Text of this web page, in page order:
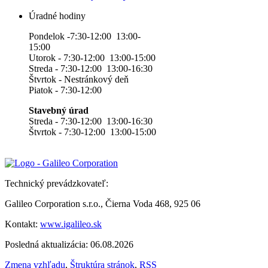
Úradné hodiny
Pondelok -7:30-12:00 13:00-
15:00
Utorok - 7:30-12:00 13:00-15:00
Streda - 7:30-12:00 13:00-16:30
Štvrtok - Nestránkový deň
Piatok - 7:30-12:00
Stavebný úrad
Streda - 7:30-12:00 13:00-16:30
Štvrtok - 7:30-12:00 13:00-15:00
Technický prevádzkovateľ:
Galileo Corporation s.r.o., Čierna Voda 468, 925 06
Kontakt: www.igalileo.sk
Posledná aktualizácia: 06.08.2026
Zmena vzhľadu, Štruktúra stránok, RSS